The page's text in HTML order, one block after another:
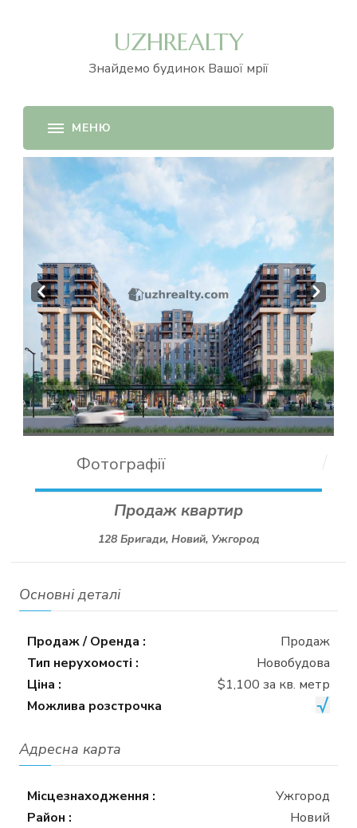
UZHREALTY
Знайдемо будинок Вашої мрії
Prev Next
Фотографії
Продаж квартир
128 Бригади, Новий, Ужгород
Основні деталі
Продаж / Оренда :
Продаж
Тип нерухомості :
Новобудова
Ціна :
$1,100 за кв. метр
Можлива розстрочка
Адресна карта
Місцезнаходження :
Ужгород
Район :
Новий